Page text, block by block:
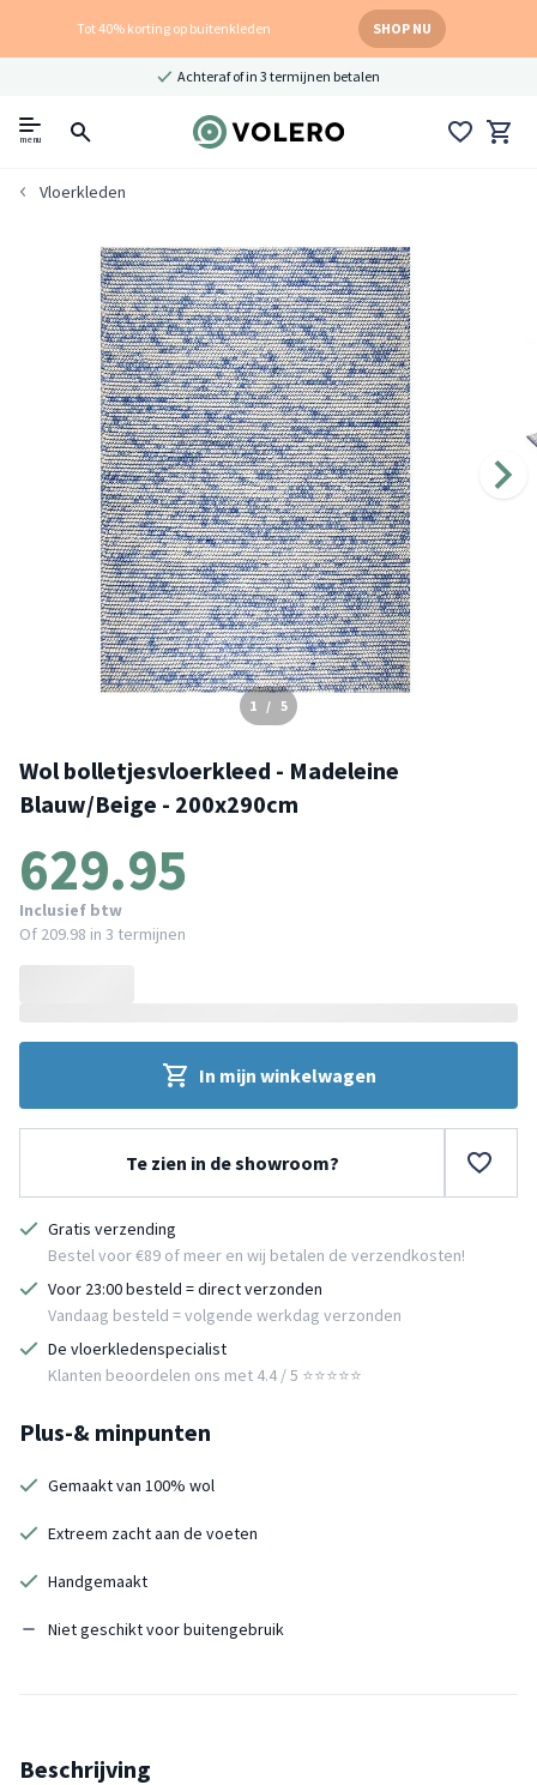
Tot 40% korting op buitenkleden SHOP NU
Achteraf of in 3 termijnen betalen
menu
Vloerkleden
1 / 5
Wol bolletjesvloerkleed - Madeleine
Blauw/Beige - 200x290cm
629.95
Inclusief btw
Of 209.98 in 3 termijnen
In mijn winkelwagen
Te zien in de showroom?
Gratis verzending
Bestel voor €89 of meer en wij betalen de verzendkosten!
Voor 23:00 besteld = direct verzonden
Vandaag besteld = volgende werkdag verzonden
De vloerkledenspecialist
Klanten beoordelen ons met 4.4 / 5 ⭐⭐⭐⭐⭐
Plus-& minpunten
Gemaakt van 100% wol
Extreem zacht aan de voeten
Handgemaakt
Niet geschikt voor buitengebruik
Beschrijving